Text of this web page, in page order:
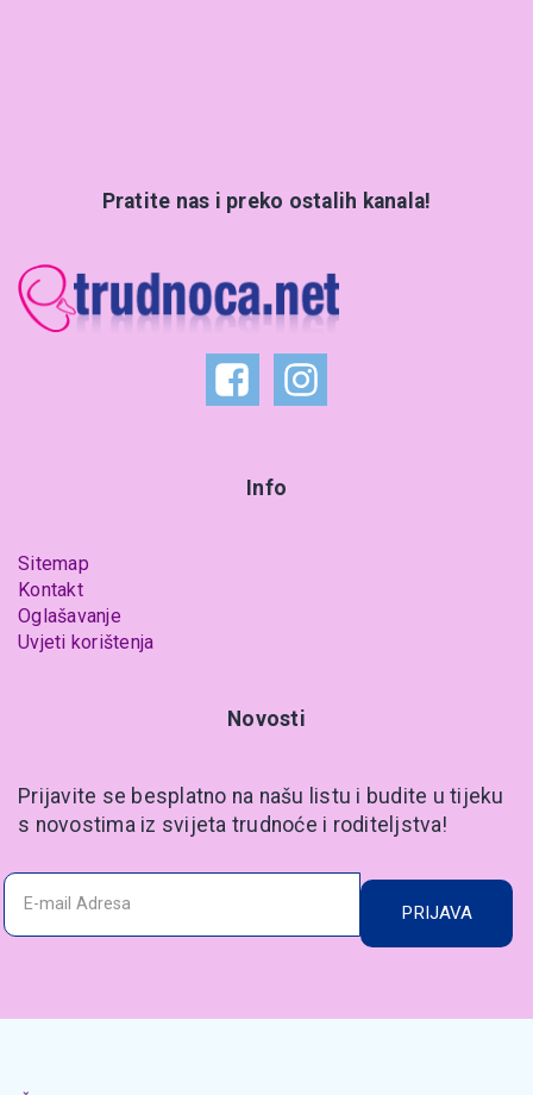
Pratite nas i preko ostalih kanala!
Info
Sitemap
Kontakt
Oglašavanje
Uvjeti korištenja
Novosti
Prijavite se besplatno na našu listu i budite u tijeku
s novostima iz svijeta trudnoće i roditeljstva!
PRIJAVA